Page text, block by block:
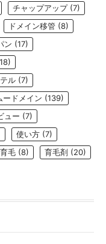
チャップアップ(7)
ドメイン移管 (8)
ン (17)
ル (7)
ードメイン (139)
ュー (7)
使い方 (7)
育毛 (8) 育毛剤 (20)